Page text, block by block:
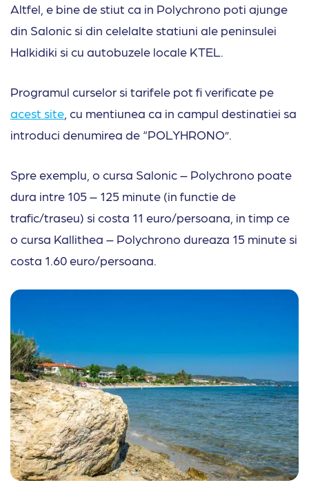
Altfel, e bine de stiut ca in Polychrono poti ajunge
din Salonic si din celelalte statiuni ale peninsulei
Halkidiki si cu autobuzele locale KTEL.
Programul curselor si tarifele pot fi verificate pe
acest site , cu mentiunea ca in campul destinatiei sa
introduci denumirea de “POLYHRONO”.
Spre exemplu, o cursa Salonic – Polychrono poate
dura intre 105 – 125 minute (in functie de
trafic/traseu) si costa 11 euro/persoana, in timp ce
o cursa Kallithea – Polychrono dureaza 15 minute si
costa 1.60 euro/persoana.